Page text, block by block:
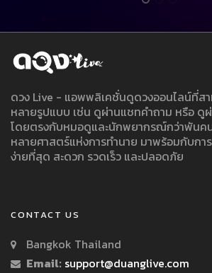
ดวง Live - แอพพลิเคชั่นดูดวงออนไลน์ที่ส
หลายรูปแบบ เช่น ดูผ่านแชทคำถาม หรือ ดู
โดยตรงกับหมอดูและนักพยากรณ์กว่าพันค
หลายศาสตร์แห่งการทำนาย มาพร้อมกับกา
ง่ายที่สุด สะดวก รวดเร็ว และปลอดภัย
CONTACT US
Bangkok Thailand
Email: support@duanglive.com